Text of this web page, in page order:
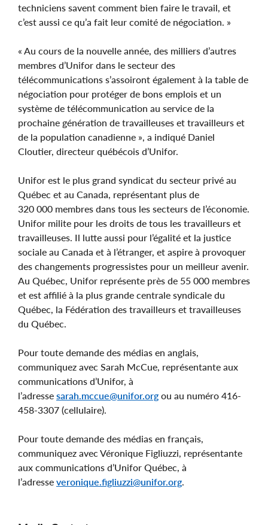
techniciens savent comment bien faire le travail, et
c’est aussi ce qu’a fait leur comité de négociation. »
« Au cours de la nouvelle année, des milliers d’autres
membres d’Unifor dans le secteur des
télécommunications s’assoiront également à la table de
négociation pour protéger de bons emplois et un
système de télécommunication au service de la
prochaine génération de travailleuses et travailleurs et
de la population canadienne », a indiqué Daniel
Cloutier, directeur québécois d’Unifor.
Unifor est le plus grand syndicat du secteur privé au
Québec et au Canada, représentant plus de
320 000 membres dans tous les secteurs de l’économie.
Unifor milite pour les droits de tous les travailleurs et
travailleuses. Il lutte aussi pour l’égalité et la justice
sociale au Canada et à l’étranger, et aspire à provoquer
des changements progressistes pour un meilleur avenir.
Au Québec, Unifor représente près de 55 000 membres
et est affilié à la plus grande centrale syndicale du
Québec, la Fédération des travailleurs et travailleuses
du Québec.
Pour toute demande des médias en anglais,
communiquez avec Sarah McCue, représentante aux
communications d’Unifor, à
l’adresse sarah.mccue@unifor.org ou au numéro 416-
458-3307 (cellulaire).
Pour toute demande des médias en français,
communiquez avec Véronique Figliuzzi, représentante
aux communications d’Unifor Québec, à
l’adresse veronique.figliuzzi@unifor.org